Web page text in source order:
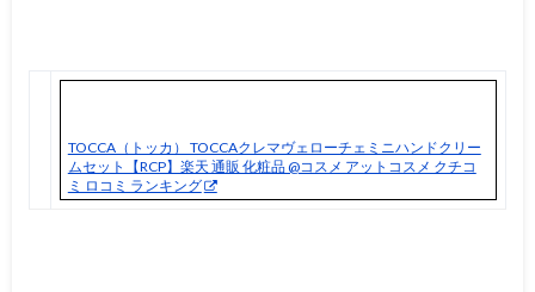
TOCCA（トッカ） TOCCAクレマヴェローチェミニハンドクリー
ムセット【RCP】楽天 通販 化粧品 @コスメ アットコスメ クチコ
ミ ロコミ ランキング